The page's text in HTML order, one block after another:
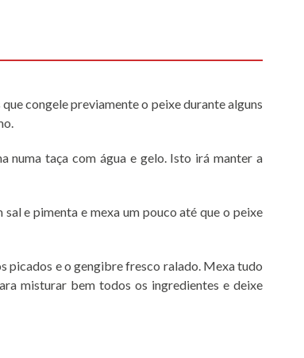
congele previamente o peixe durante alguns
numa taça com água e gelo. Isto irá manter a
e pimenta e mexa um pouco até que o peixe
picados e o gengibre fresco ralado. Mexa tudo
misturar bem todos os ingredientes e deixe